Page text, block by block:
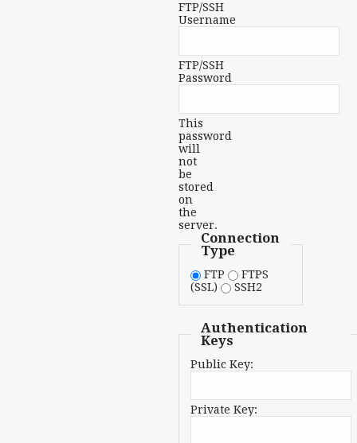
FTP/SSH
Username
FTP/SSH
Password
This
password
will
not
be
stored
on
the
server.
Connection
Type
FTP
(SSL)
SSH2
Authentication
Keys
Public Key:
Private Key: